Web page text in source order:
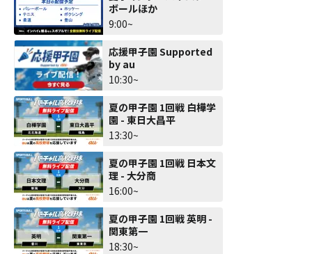
ボールほか
9:00~
応援甲子園 Supported
by au
10:30~
夏の甲子園 1回戦 白樺学
園 - 東日大昌平
13:30~
夏の甲子園 1回戦 日本文
理 - 大分商
16:00~
夏の甲子園 1回戦 英明 -
関東第一
18:30~